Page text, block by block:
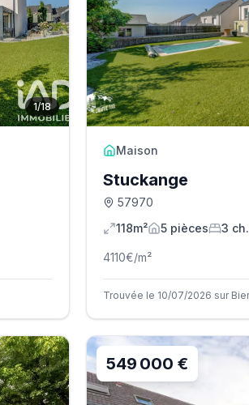
1/18
Maison
Stuckange
57970
118m²
5pièces 3 ch.
4110€/m²
Trouvée le 10/07/2026 sur
549 000 €